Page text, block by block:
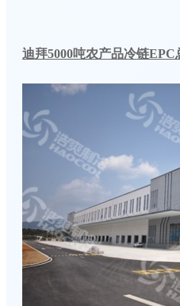
迪拜5000吨农产品冷链EPC